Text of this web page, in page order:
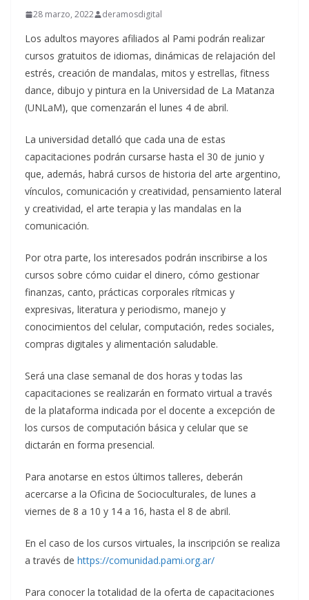
28 marzo, 2022 deramosdigital
Los adultos mayores afiliados al Pami podrán realizar
cursos gratuitos de idiomas, dinámicas de relajación del
estrés, creación de mandalas, mitos y estrellas, fitness
dance, dibujo y pintura en la Universidad de La Matanza
(UNLaM), que comenzarán el lunes 4 de abril.
La universidad detalló que cada una de estas
capacitaciones podrán cursarse hasta el 30 de junio y
que, además, habrá cursos de historia del arte argentino,
vínculos, comunicación y creatividad, pensamiento lateral
y creatividad, el arte terapia y las mandalas en la
comunicación.
Por otra parte, los interesados podrán inscribirse a los
cursos sobre cómo cuidar el dinero, cómo gestionar
finanzas, canto, prácticas corporales rítmicas y
expresivas, literatura y periodismo, manejo y
conocimientos del celular, computación, redes sociales,
compras digitales y alimentación saludable.
Será una clase semanal de dos horas y todas las
capacitaciones se realizarán en formato virtual a través
de la plataforma indicada por el docente a excepción de
los cursos de computación básica y celular que se
dictarán en forma presencial.
Para anotarse en estos últimos talleres, deberán
acercarse a la Oficina de Socioculturales, de lunes a
viernes de 8 a 10 y 14 a 16, hasta el 8 de abril.
En el caso de los cursos virtuales, la inscripción se realiza
a través de https://comunidad.pami.org.ar/
Para conocer la totalidad de la oferta de capacitaciones